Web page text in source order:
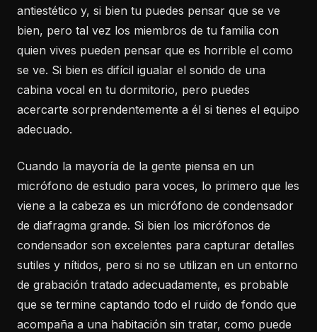
antiestético y, si bien tu puedes pensar que se ve
bien, pero tal vez los miembros de tu familia con
quien vives pueden pensar que es horrible el como
se ve. Si bien es difícil igualar el sonido de una
cabina vocal en tu dormitorio, pero puedes
acercarte sorprendentemente a él si tienes el equipo
adecuado.
Cuando la mayoría de la gente piensa en un
micrófono de estudio para voces, lo primero que les
viene a la cabeza es un micrófono de condensador
de diafragma grande. Si bien los micrófonos de
condensador son excelentes para capturar detalles
sutiles y nítidos, pero si no se utilizan en un entorno
de grabación tratado adecuadamente, es probable
que se termine captando todo el ruido de fondo que
acompaña a una habitación sin tratar, como puede